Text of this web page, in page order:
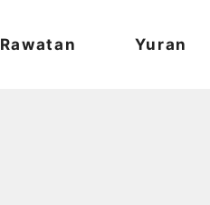
Rawatan Yuran